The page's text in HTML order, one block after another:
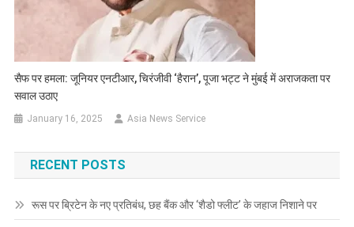
सैफ पर हमला: जूनियर एनटीआर, चिरंजीवी ‘हैरान’, पूजा भट्ट ने मुंबई में अराजकता पर
सवाल उठाए
January 16, 2025 Asia News Service
RECENT POSTS
रूस पर ब्रिटेन के नए प्रतिबंध, छह बैंक और ‘शैडो फ्लीट’ के जहाज निशाने पर